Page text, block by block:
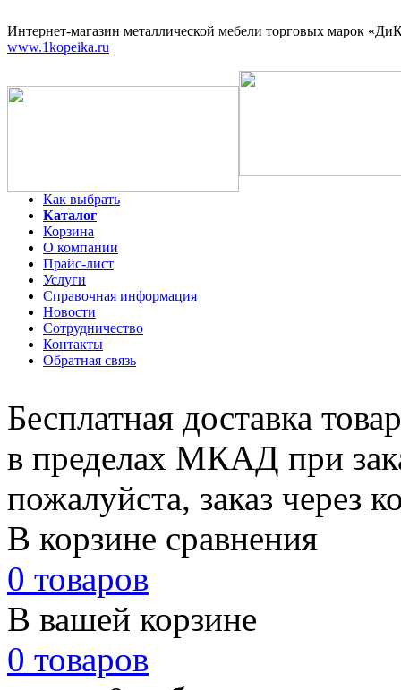
Интернет-магазин металлической мебели торговых марок
www.1kopeika.ru
Как выбрать
Каталог
Корзина
О компании
Прайс-лист
Услуги
Справочная информация
Новости
Сотрудничество
Контакты
Обратная связь
Бесплатная доставка
в пределах МКАД при
пожалуйста, заказ через
В корзине сравнения
0 товаров
В вашей корзине
0 товаров